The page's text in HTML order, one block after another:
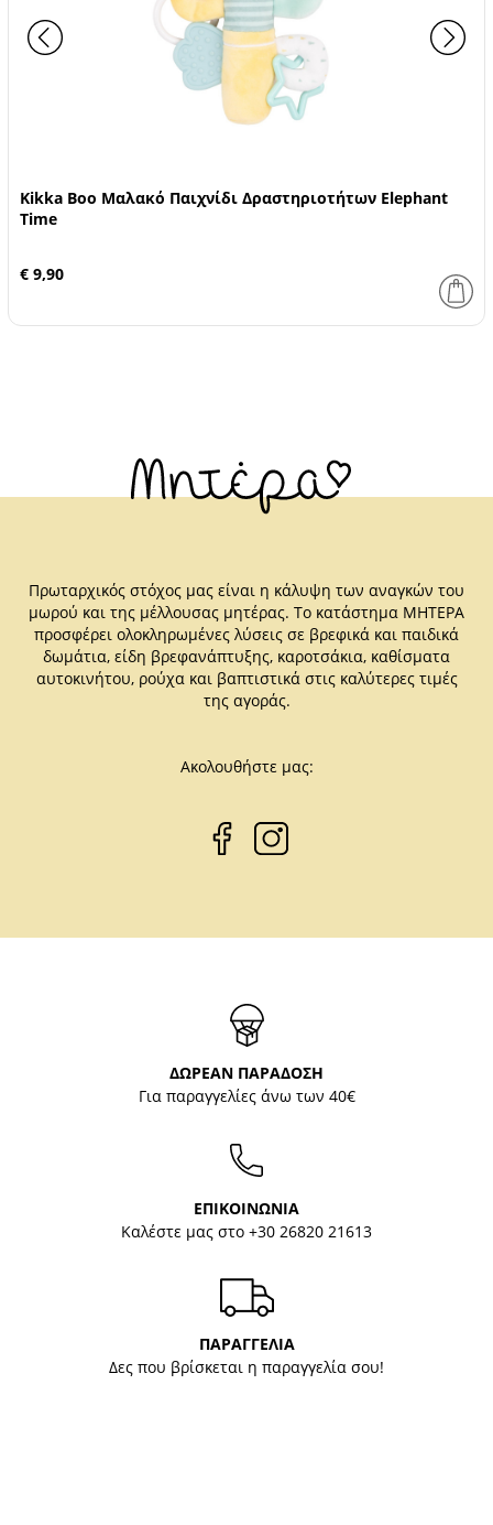
Kikka Boo Μαλακό Παιχνίδι Δραστηριοτήτων Elephant
Time
€ 9,90
Πρωταρχικός στόχος μας είναι η κάλυψη των αναγκών του
μωρού και της μέλλουσας μητέρας. Το κατάστημα ΜΗΤΕΡΑ
προσφέρει ολοκληρωμένες λύσεις σε βρεφικά και παιδικά
δωμάτια, είδη βρεφανάπτυξης, καροτσάκια, καθίσματα
αυτοκινήτου, ρούχα και βαπτιστικά στις καλύτερες τιμές
της αγοράς.
Ακολουθήστε μας:
ΔΩΡΕΑΝ ΠΑΡΑΔΟΣΗ
Για παραγγελίες άνω των 40€
ΕΠΙΚΟΙΝΩΝΙΑ
Καλέστε μας στο +30 26820 21613
ΠΑΡΑΓΓΕΛΙΑ
Δες που βρίσκεται η παραγγελία σου!